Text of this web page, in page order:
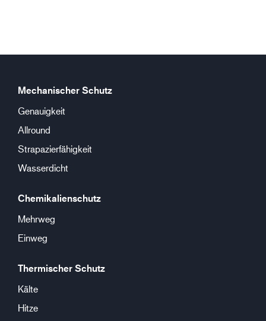
Mechanischer Schutz
Genauigkeit
Allround
Strapazierfähigkeit
Wasserdicht
Chemikalienschutz
Mehrweg
Einweg
Thermischer Schutz
Kälte
Hitze